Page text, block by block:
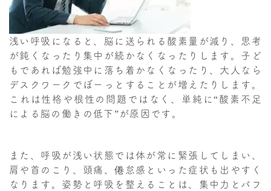
浅い呼吸になると、脳に送られる酸素量が減り、思考
が鈍くなったり集中が続かなくなったりします。子ど
もであれば勉強中に落ち着かなくなったり、大人なら
デスクワークでぼーっとすることが増えたりします。
これは性格や根性の問題ではなく、単純に“酸素不足
による脳の働きの低下”が原因です。
また、呼吸が浅い状態では体が常に緊張してしまい、
肩や首のこり、頭痛、倦怠感といった症状も出やすく
なります。姿勢と呼吸を整えることは、集中力とパフ